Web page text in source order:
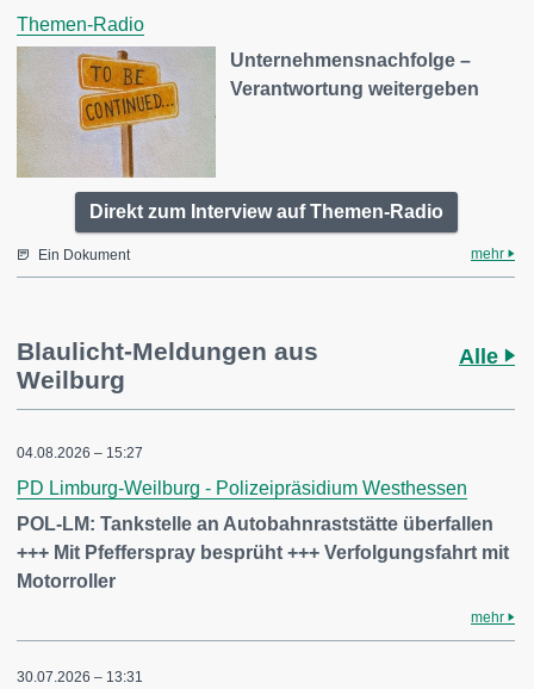
Themen-Radio
Unternehmensnachfolge –
Verantwortung weitergeben
Direkt zum Interview auf Themen-Radio
Ein Dokument mehr
Blaulicht-Meldungen aus
Weilburg
Alle
04.08.2026 – 15:27
PD Limburg-Weilburg - Polizeipräsidium Westhessen
POL-LM: Tankstelle an Autobahnraststätte überfallen
+++ Mit Pfefferspray besprüht +++ Verfolgungsfahrt mit
Motorroller
mehr
30.07.2026 – 13:31